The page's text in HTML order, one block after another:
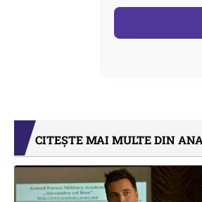
CITEȘTE MAI MULTE DIN